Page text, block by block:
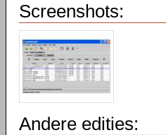
Screenshots:
Andere edities: